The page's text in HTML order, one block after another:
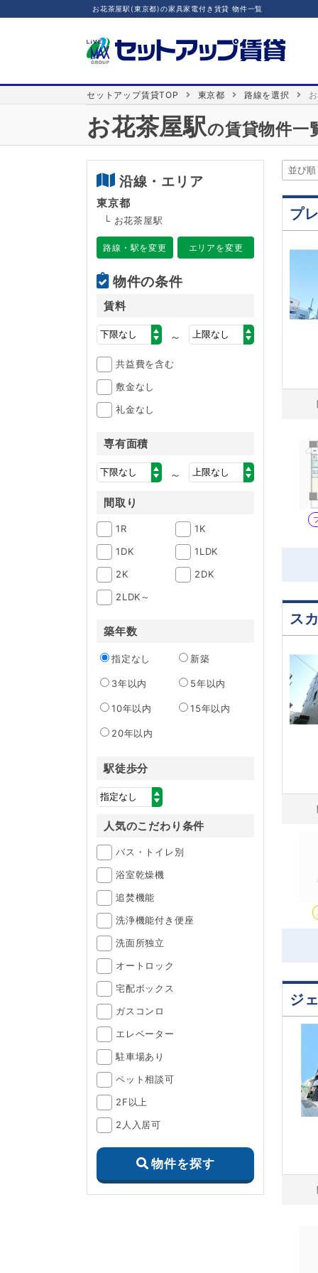
お花茶屋駅(東京都)の家具家電付き賃貸 物件一覧
セットアップ賃貸TOP 東京都 路線を選択
お花茶屋駅の賃貸物件一
沿線・エリア
東京都
└ お花茶屋駅
路線・駅を変更 エリアを変更
物件の条件
賃料
～
共益費を含む
敷金なし
礼金なし
専有面積
～
間取り
1R
1K
1DK
1LDK
2K
2DK
2LDK～
築年数
指定なし 新築
3年以内 5年以内
10年以内 15年以内
20年以内
駅徒歩分
人気のこだわり条件
バス・トイレ別
浴室乾燥機
追焚機能
洗浄機能付き便座
洗面所独立
オートロック
宅配ボックス
ガスコンロ
エレベーター
駐車場あり
ペット相談可
2F以上
2人入居可
物件を探す
プ
ス
ジ